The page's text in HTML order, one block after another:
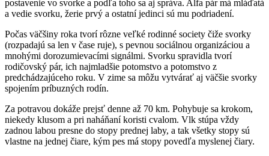
postavenie vo svorke a podľa toho sa aj správa. Alfa pár má mláďatá
a vedie svorku, žerie prvý a ostatní jedinci sú mu podriadení.
Počas väčšiny roka tvorí rôzne veľké rodinné society čiže svorky
(rozpadajú sa len v čase ruje), s pevnou sociálnou organizáciou a
mnohými dorozumievacími signálmi. Svorku spravidla tvorí
rodičovský pár, ich najmladšie potomstvo a potomstvo z
predchádzajúceho roku. V zime sa môžu vytvárať aj väčšie svorky
spojením príbuzných rodín.
Za potravou dokáže prejsť denne až 70 km. Pohybuje sa krokom,
niekedy klusom a pri naháňaní koristi cvalom. Vlk stúpa vždy
zadnou labou presne do stopy prednej laby, a tak všetky stopy sú
vlastne na jednej čiare, kým pes má stopy povedľa myslenej čiary.